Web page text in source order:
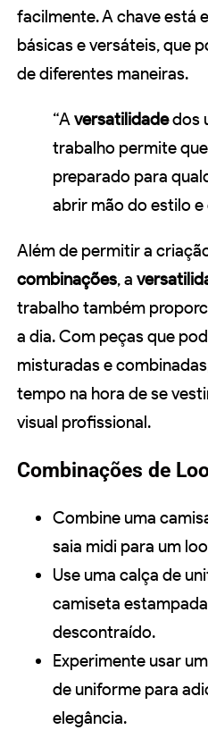
facilmente. A chave está
básicas e versáteis, que
de diferentes maneiras.
“Aversatilidadedos
trabalho permite
preparado para
abrir mão do estilo e
Além de permitir a
combinações, a
trabalho também
a dia. Com peças que
misturadas e
tempo na hora de se
visual profissional.
Combinações de
Combine uma
saia midi para um
Use uma calça de
camiseta
descontraído.
Experimente usar
de uniforme para
elegância.